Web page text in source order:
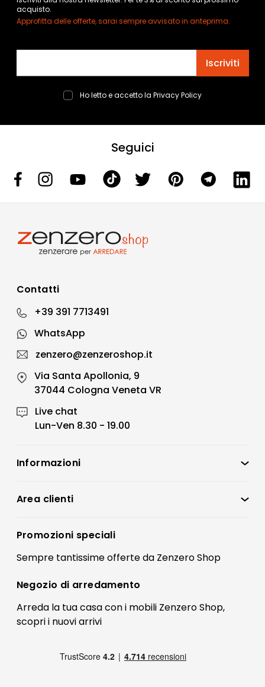
acquisto.
Approfitta delle offerte, sarai sempre avvisato in anteprima.
Iscriviti
Ho letto e accetto la Privacy Policy
Seguici
Contatti
+39 391 7713491
WhatsApp
zenzero@zenzeroshop.it
Via Santa Apollonia, 9
37044 Cologna Veneta VR
Live chat
Lun-Ven 8.30 - 19.00
Informazioni
Condizioni di vendita
Preferenze Cookies
Termini e condizioni
Contatti
FAQ
Pagamenti
Area clienti
Registrati
Il mio account
Promozioni speciali
Sempre tantissimeofferteda Zenzero Shop
Negozio di arredamento
Arreda la tua casa con i mobili Zenzero Shop,
scopri i nuovi arrivi